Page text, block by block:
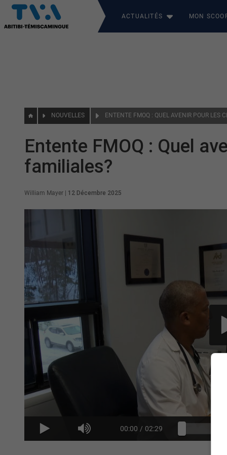
ACTUALITÉS MON
NOUVELLES
Entente FMOQ : Quel
familiales?
William Mayer 12 Décembre 2025
00:00 / 02:29